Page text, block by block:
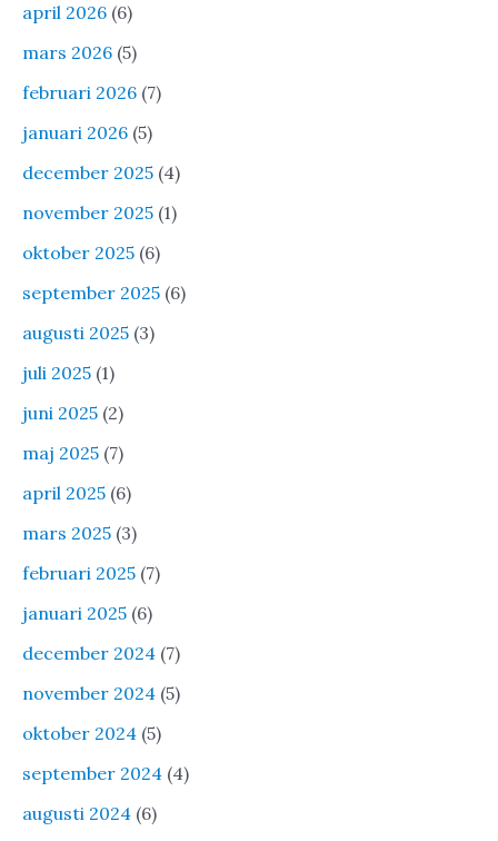
april 2026 (6)
mars 2026 (5)
februari 2026 (7)
januari 2026 (5)
december 2025 (4)
november 2025 (1)
oktober 2025 (6)
september 2025 (6)
augusti 2025 (3)
juli 2025 (1)
juni 2025 (2)
maj 2025 (7)
april 2025 (6)
mars 2025 (3)
februari 2025 (7)
januari 2025 (6)
december 2024 (7)
november 2024 (5)
oktober 2024 (5)
september 2024 (4)
augusti 2024 (6)